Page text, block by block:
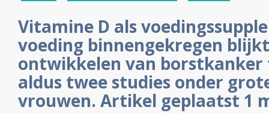
Vitamine D als
voeding binnengekregen
ontwikkelen van borstkanker
aldus twee studies onder
vrouwen. Artikel geplaatst 1